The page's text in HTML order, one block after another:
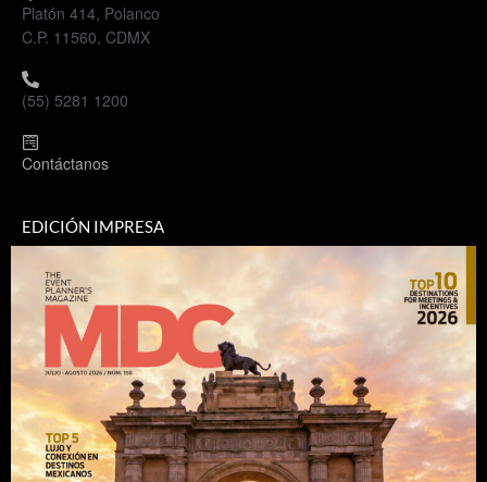
Platón 414, Polanco
C.P. 11560, CDMX
(55) 5281 1200
Contáctanos
EDICIÓN IMPRESA